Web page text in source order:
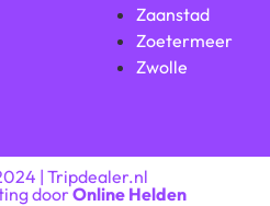
Zaanstad
Zoetermeer
Zwolle
| Tripdealer.nl
doorOnline Helden